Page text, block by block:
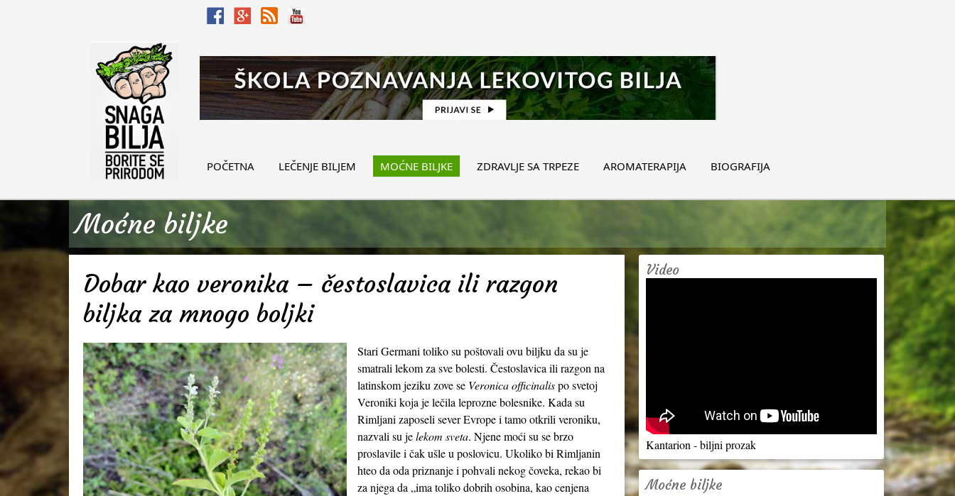
POČETNA LEČENJE BILJEM MOĆNE BILJKE ZDRAVLJE SA TRPEZE AROMATERAPIJA BIOGRAFIJA
Moćne biljke
Dobar kao veronika – čestoslavica ili razgon
biljka za mnogo boljki
Stari Germani toliko su poštovali ovu biljku da su je
smatrali lekom za sve bolesti. Čestoslavica ili razgon na
latinskom jeziku zove se Veronica officinalispo svetoj
Veroniki koja je lečila leprozne bolesnike. Kada su
Rimljani zaposeli sever Evrope i tamo otkrili veroniku,
nazvali su jelekom sveta. Njene moći su se brzo
proslavile i čak ušle u poslovicu. Ukoliko bi Rimljanin
hteo da oda priznanje i pohvali nekog čoveka, rekao bi
za njega da „ima toliko dobrih osobina, kao cenjena
Video
Kantarion - biljni prozak
Moćne biljke